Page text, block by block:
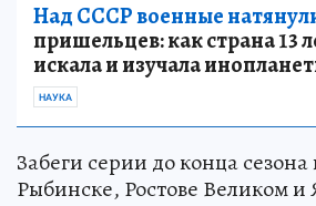
Над СССР военные
пришельцев: как страна 13
искала и изучала
НАУКА
Забеги серии до конца
Рыбинске, Ростове Великом и